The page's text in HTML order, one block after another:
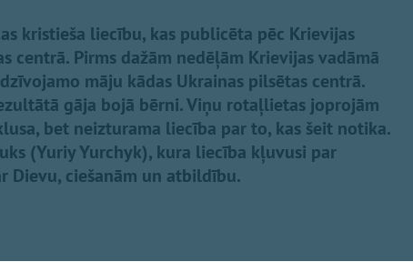
kristieša liecību, kas publicēta pēc Krievijas
centrā. Pirms dažām nedēļām Krievijas vadāmā
māju kādas Ukrainas pilsētas centrā.
gāja bojā bērni. Viņu rotaļlietas joprojām
bet neizturama liecība par to, kas šeit notika.
(Yuriy Yurchyk), kura liecība kļuvusi par
Dievu, ciešanām un atbildību.